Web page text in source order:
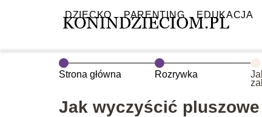
DZIECKO PARENTING EDUKACJA
Strona główna Rozrywka
Jak wyczyścić